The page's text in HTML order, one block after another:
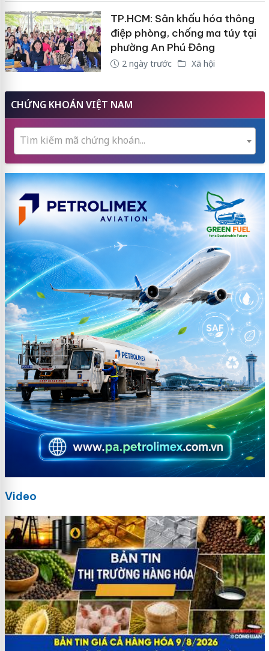
TP.HCM: Sân khấu hóa thông
điệp phòng, chống ma túy tại
phường An Phú Đông
2 ngày trước Xã hội
CHỨNG KHOÁN VIỆT NAM
Tìm kiếm mã chứng khoán...
Video